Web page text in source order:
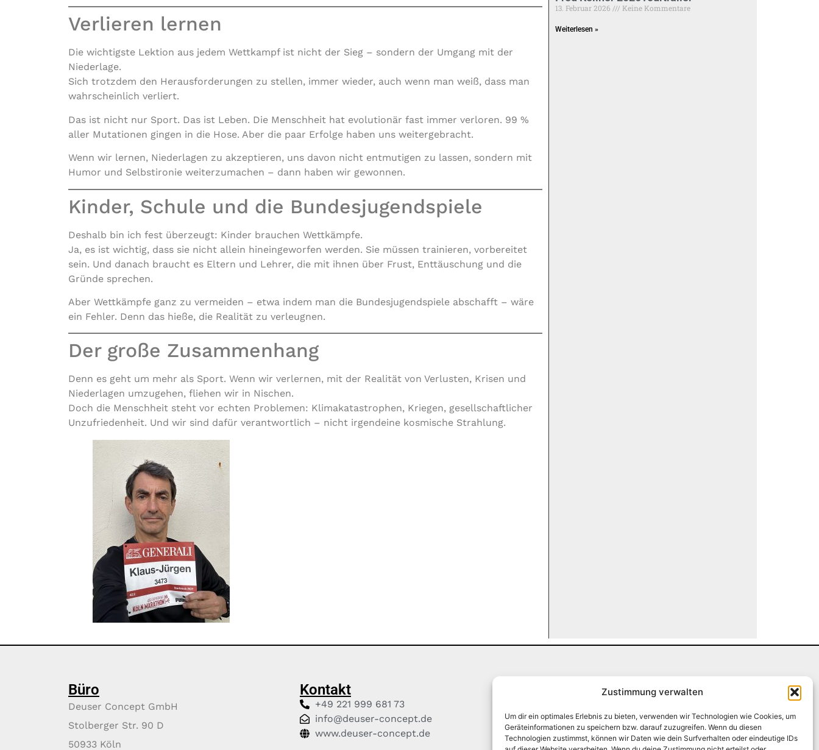
Zustimmung verwalten
Um dir ein optimales Erlebnis zu bieten, verwenden wir Technologien wie Cookies, um
Geräteinformationen zu speichern bzw. darauf zuzugreifen. Wenn du diesen
Technologien zustimmst, können wir Daten wie dein Surfverhalten oder eindeutige IDs
Verlieren lernen
Die wichtigste Lektion aus jedem Wettkampf ist nicht der Sieg – sondern der Umgang mit der
Niederlage.
Sich trotzdem den Herausforderungen zu stellen, immer wieder, auch wenn man weiß, dass man
wahrscheinlich verliert.
Das ist nicht nur Sport. Das ist Leben. Die Menschheit hat evolutionär fast immer verloren. 99 %
aller Mutationen gingen in die Hose. Aber die paar Erfolge haben uns weitergebracht.
Wenn wir lernen, Niederlagen zu akzeptieren, uns davon nicht entmutigen zu lassen, sondern mit
Humor und Selbstironie weiterzumachen – dann haben wir gewonnen.
Kinder, Schule und die Bundesjugendspiele
Deshalb bin ich fest überzeugt: Kinder brauchen Wettkämpfe.
Ja, es ist wichtig, dass sie nicht allein hineingeworfen werden. Sie müssen trainieren, vorbereitet
sein. Und danach braucht es Eltern und Lehrer, die mit ihnen über Frust, Enttäuschung und die
Gründe sprechen.
Aber Wettkämpfe ganz zu vermeiden – etwa indem man die Bundesjugendspiele abschafft – wäre
ein Fehler. Denn das hieße, die Realität zu verleugnen.
Der große Zusammenhang
Denn es geht um mehr als Sport. Wenn wir verlernen, mit der Realität von Verlusten, Krisen und
Niederlagen umzugehen, fliehen wir in Nischen.
Doch die Menschheit steht vor echten Problemen: Klimakatastrophen, Kriegen, gesellschaftlicher
Unzufriedenheit. Und wir sind dafür verantwortlich – nicht irgendeine kosmische Strahlung.
13. Februar 2026 Keine Kommentare
Weiterlesen »
Büro
Deuser Concept GmbH
Stolberger Str. 90 D
50933 Köln
Kontakt
+49 221 999 681 73
info@deuser-concept.de
www.deuser-concept.de
unsere Erfahrung und unser Wissen aus
den letzten 40 Bühnen- und TV-Jahren in